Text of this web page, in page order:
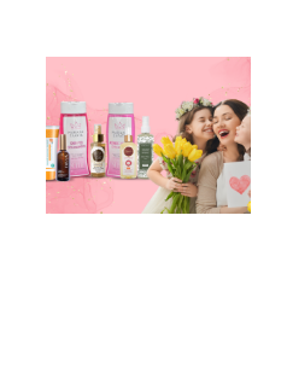
Porque Mamá lo
es todo: los
regalos
perfectos para
mamá